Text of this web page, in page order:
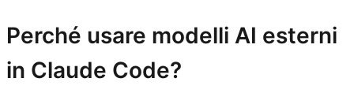
Perché usare modelli AI esterni
in Claude Code?